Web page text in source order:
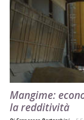
Mangime:
la redditività